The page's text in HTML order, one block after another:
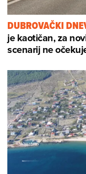
DUBROVAČKI
je kaotičan, za
scenarij ne